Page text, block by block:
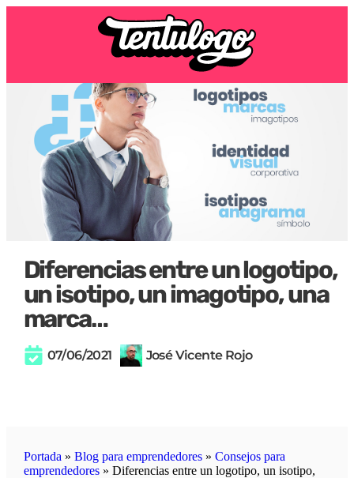
Diferencias entre un logotipo,
un isotipo, un imagotipo, una
marca…
07/06/2021 José Vicente Rojo
Portada » Blog para emprendedores» Consejos para
emprendedores» Diferencias entre un logotipo, un isotipo,